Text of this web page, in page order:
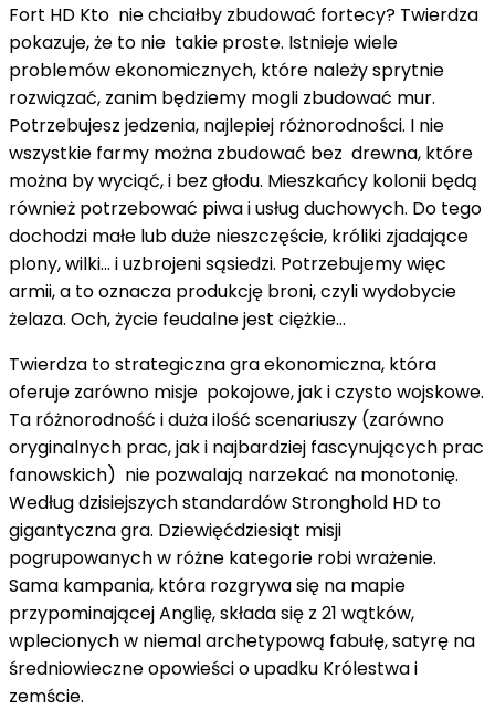
Fort HD Kto nie chciałby zbudować fortecy? Twierdza
pokazuje, że to nie takie proste. Istnieje wiele
problemów ekonomicznych, które należy sprytnie
rozwiązać, zanim będziemy mogli zbudować mur.
Potrzebujesz jedzenia, najlepiej różnorodności. I nie
wszystkie farmy można zbudować bez drewna, które
można by wyciąć, i bez głodu. Mieszkańcy kolonii będą
również potrzebować piwa i usług duchowych. Do tego
dochodzi małe lub duże nieszczęście, króliki zjadające
plony, wilki... i uzbrojeni sąsiedzi. Potrzebujemy więc
armii, a to oznacza produkcję broni, czyli wydobycie
żelaza. Och, życie feudalne jest ciężkie...
Twierdza to strategiczna gra ekonomiczna, która
oferuje zarówno misje pokojowe, jak i czysto wojskowe.
Ta różnorodność i duża ilość scenariuszy (zarówno
oryginalnych prac, jak i najbardziej fascynujących prac
fanowskich) nie pozwalają narzekać na monotonię.
Według dzisiejszych standardów Stronghold HD to
gigantyczna gra. Dziewięćdziesiąt misji
pogrupowanych w różne kategorie robi wrażenie.
Sama kampania, która rozgrywa się na mapie
przypominającej Anglię, składa się z 21 wątków,
wplecionych w niemal archetypową fabułę, satyrę na
średniowieczne opowieści o upadku Królestwa i
zemście.